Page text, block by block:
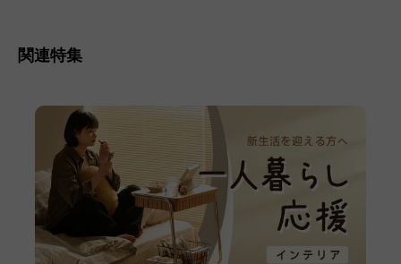
関連特集